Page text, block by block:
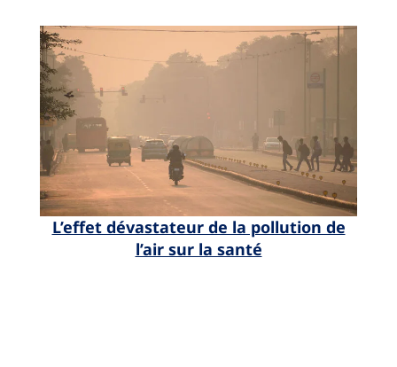
L’effet dévastateur de la pollution de
l’air sur la santé